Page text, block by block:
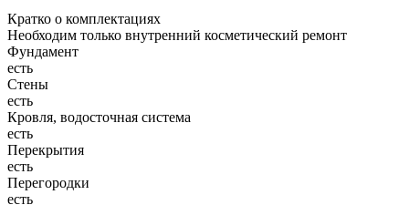
Кратко о комплектациях
Необходим только внутренний косметический ремонт
Фундамент
есть
Стены
есть
Кровля, водосточная система
есть
Перекрытия
есть
Перегородки
есть